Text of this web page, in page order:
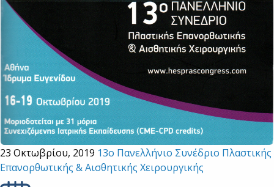
23 Οκτωβρίου, 2019 13ο Πανελλήνιο Συνέδριο Πλαστικής
Επανορθωτικής & Αισθητικής Χειρουργικής